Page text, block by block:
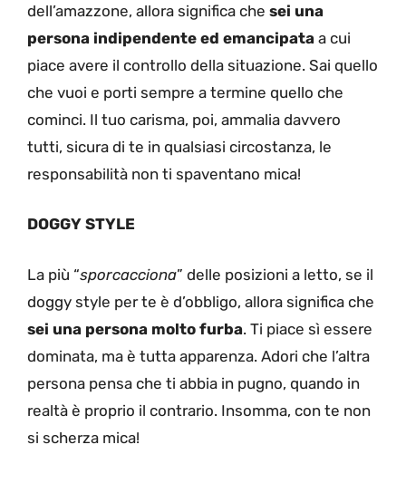
dell’amazzone, allora significa che sei una
persona indipendente ed emancipata a cui
piace avere il controllo della situazione. Sai quello
che vuoi e porti sempre a termine quello che
cominci. Il tuo carisma, poi, ammalia davvero
tutti, sicura di te in qualsiasi circostanza, le
responsabilità non ti spaventano mica!
DOGGY STYLE
La più “sporcacciona” delle posizioni a letto, se il
doggy style per te è d’obbligo, allora significa che
sei una persona molto furba. Ti piace sì essere
dominata, ma è tutta apparenza. Adori che l’altra
persona pensa che ti abbia in pugno, quando in
realtà è proprio il contrario. Insomma, con te non
si scherza mica!